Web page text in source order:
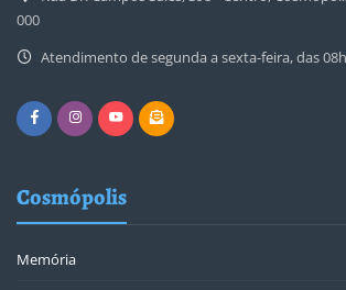
000
Atendimento de segunda a sexta-feira, das
Cosmópolis
Memória